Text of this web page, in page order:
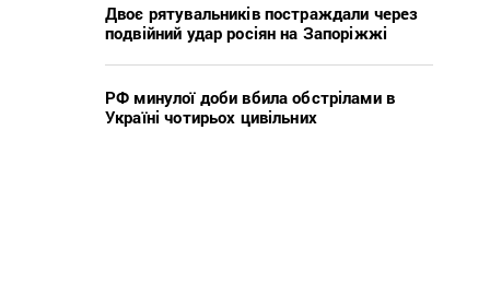
Двоє рятувальників постраждали через
подвійний удар росіян на Запоріжжі
РФ минулої доби вбила обстрілами в
Україні чотирьох цивільних